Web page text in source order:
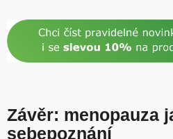
Závěr: menopauza
sebepoznání